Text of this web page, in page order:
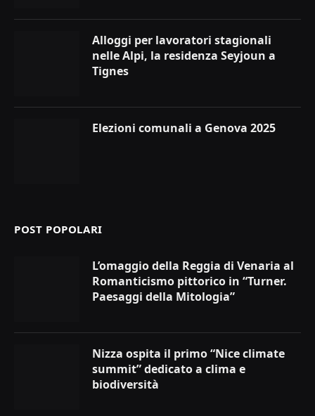
Alloggi per lavoratori stagionali
nelle Alpi, la residenza Seyjoun a
Tignes
Elezioni comunali a Genova 2025
POST POPOLARI
L’omaggio della Reggia di Venaria al
Romanticismo pittorico in “Turner.
Paesaggi della Mitologia”
Nizza ospita il primo “Nice climate
summit” dedicato a clima e
biodiversità